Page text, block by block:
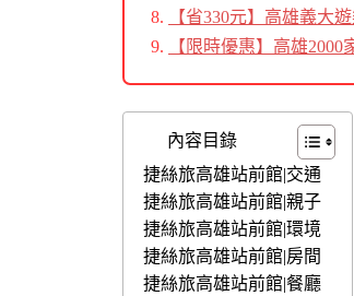
【省330元】高雄義大
【限時優惠】高雄
內容目錄
捷絲旅高雄站前館|交通
捷絲旅高雄站前館|親子
捷絲旅高雄站前館|環境
捷絲旅高雄站前館|房間
捷絲旅高雄站前館|餐廳